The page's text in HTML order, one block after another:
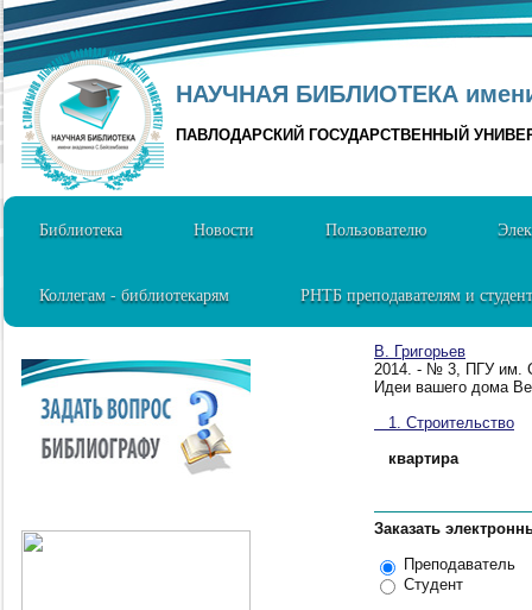
НАУЧНАЯ БИБЛИОТЕКА
ПАВЛОДАРСКИЙ ГОСУДАРСТВЕННЫЙ
Библиотека Новости Пользователю
Коллегам - библиотекарям РНТБ преподавателям и
В. Григорьев
2014. - № 3, ПГУ им.
Идеи вашего дома
1. Строительство
квартира
Заказать
Преподаватель
Студент